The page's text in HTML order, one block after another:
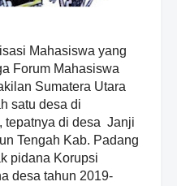
Mahasiswa yang
Forum Mahasiswa
Sumatera Utara
satu desa di
tepatnya di desa Janji
Tengah Kab. Padang
pidana Korupsi
desa tahun 2019-